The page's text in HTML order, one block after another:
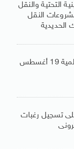
التحتية والنقل
النقل
الحديدية
الأهلى وبرشلونة فى قمة عالمية 19 أغسطس
على تسجيل رغبات